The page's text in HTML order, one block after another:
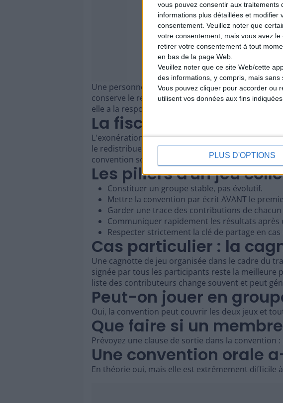
vous pouvez consentir aux
informations plus détaillées et
consentement. Veuillez noter que
votre consentement, mais vous avez
retirer votre consentement à tout
en bas de la page Web.
Veuillez noter que ce site Web/cette
des informations, y compris, mais sans
Vous pouvez cliquer pour accorder ou
utilisent vos données aux fins
PLUS D'OPTIONS
Une personne du groupe doit être désignée
conserve le reçu, vérifie les résultats, et organise
elle a la responsabilité matérielle du jeu collectif.
La fiscalité du jeu en
L'exonération fiscale du gain s'applique à tous les
le redistribue ensuite selon les parts prévues.
convention soit antérieure au tirage et signe par
Les piliers d'un jeu
Constituer un groupe stable, pas évolutif.
Mettre la convention par écrit AVANT le
Garder une trace des contributions de
Communiquer rapidement les résultats après
Respecter strictement la clé de partage en cas
Cas particulier : la
Une cagnotte de jeu organisée dans le cadre du
signée par tous les participants reste la meilleure
liste des contributeurs change souvent et peut
Peut-on jouer en
Oui, la convention peut couvrir les deux jeux et
Que faire si un
Prévoyez une clause de sortie dans la
Une convention orale
En théorie oui, mais elle est extrêmement difficile